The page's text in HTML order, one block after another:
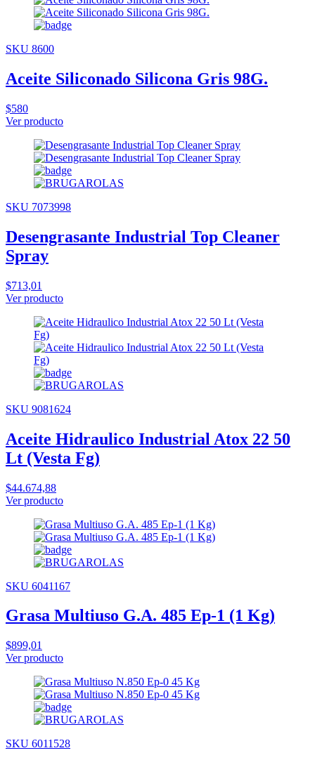
SKU 8600
Aceite Siliconado Silicona Gris 98G.
$580
Ver producto
SKU 7073998
Desengrasante Industrial Top Cleaner
Spray
$713,01
Ver producto
SKU 9081624
Aceite Hidraulico Industrial Atox 22 50
Lt (Vesta Fg)
$44.674,88
Ver producto
SKU 6041167
Grasa Multiuso G.A. 485 Ep-1 (1 Kg)
$899,01
Ver producto
SKU 6011528